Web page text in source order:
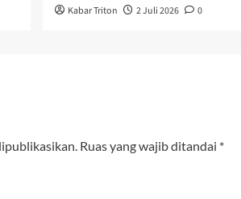
Kabar Triton 2 Juli 2026 0
Ruas yang wajib ditandai *